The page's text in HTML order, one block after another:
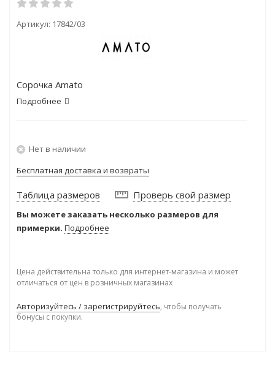
Артикул: 17842/03
Сорочка Amato
Подробнее
Нет в наличии
Бесплатная доставка и возвраты
Таблица размеров Проверь свой размер
Вы можете заказать несколько размеров для
примерки. Подробнее
Цена действительна только для интернет-магазина и может
отличаться от цен в розничных магазинах
Авторизуйтесь / зарегистрируйтесь, чтобы получать
бонусы с покупки.